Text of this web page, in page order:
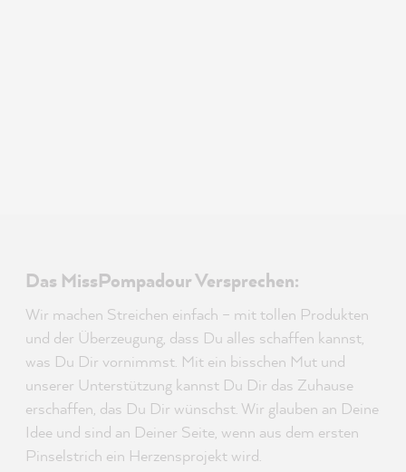
Das MissPompadour Versprechen:
Wir machen Streichen einfach – mit tollen Produkten
und der Überzeugung, dass Du alles schaffen kannst,
was Du Dir vornimmst. Mit ein bisschen Mut und
unserer Unterstützung kannst Du Dir das Zuhause
erschaffen, das Du Dir wünschst. Wir glauben an Deine
Idee und sind an Deiner Seite, wenn aus dem ersten
Pinselstrich ein Herzensprojekt wird.